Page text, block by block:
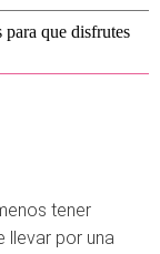
que disfrutes
tener
llevar por una